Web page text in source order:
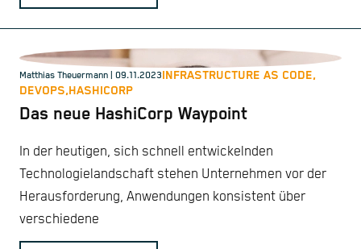
Matthias Theuermann | 09.11.2023INFRASTRUCTURE AS CODE,
DEVOPS,HASHICORP
Das neue HashiCorp Waypoint
In der heutigen, sich schnell entwickelnden
Technologielandschaft stehen Unternehmen vor der
Herausforderung, Anwendungen konsistent über
verschiedene